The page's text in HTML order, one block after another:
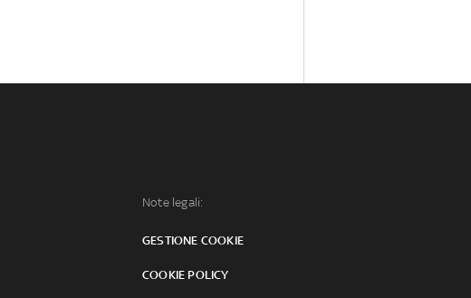
Note legali:
GESTIONE COOKIE
COOKIE POLICY